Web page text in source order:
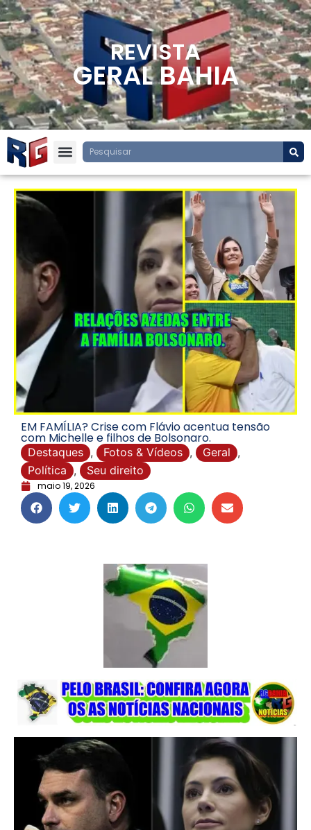
REVISTA
GERAL BAHIA
EM FAMÍLIA? Crise com Flávio acentua tensão
com Michelle e filhos de Bolsonaro.
Destaques , Fotos & Vídeos , Geral ,
Política , Seu direito
maio 19, 2026